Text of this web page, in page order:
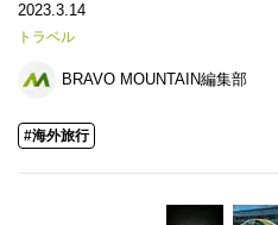
2023.3.14
トラベル
BRAVO MOUNTAIN編集部
#海外旅行